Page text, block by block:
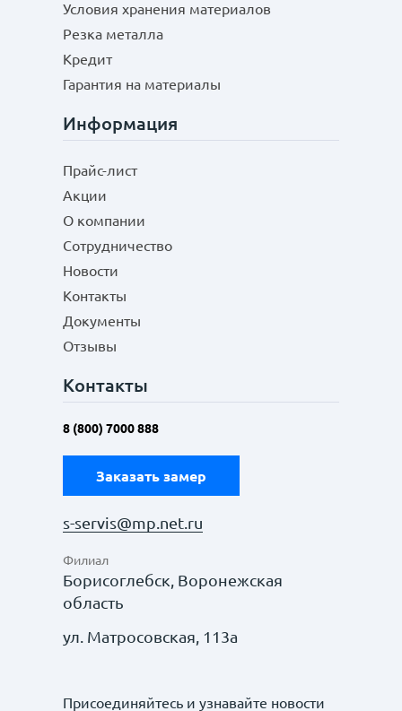
Условия хранения материалов
Резка металла
Кредит
Гарантия на материалы
Информация
Прайс-лист
Акции
О компании
Сотрудничество
Новости
Контакты
Документы
Отзывы
Контакты
8 (800) 7000 888
Заказать замер
s-servis@mp.net.ru
Филиал
Борисоглебск, Воронежская
область
ул. Матросовская, 113а
Присоединяйтесь и узнавайте новости